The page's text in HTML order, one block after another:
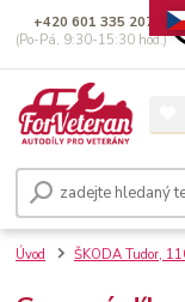
+420 601 335 207
(Po-Pá, 9:30-15:30 hod.)
Úvod ŠKODA Tudor,